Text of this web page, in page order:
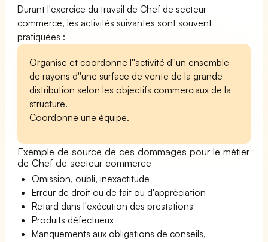
Durant l'exercice du travail de Chef de secteur
commerce, les activités suivantes sont souvent
pratiquées :
Organise et coordonne l''activité d''un ensemble
de rayons d''une surface de vente de la grande
distribution selon les objectifs commerciaux de la
structure.
Coordonne une équipe.
Exemple de source de ces dommages pour le métier
de Chef de secteur commerce
Omission, oubli, inexactitude
Erreur de droit ou de fait ou d'appréciation
Retard dans l'exécution des prestations
Produits défectueux
Manquements aux obligations de conseils,